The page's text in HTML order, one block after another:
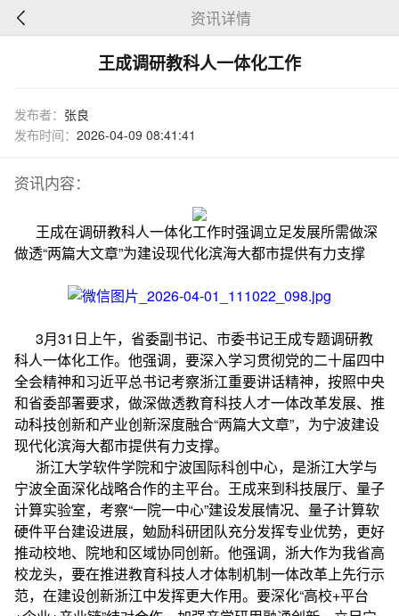
资讯详情
王成调研教科人一体化工作
发布者： 张良
发布时间： 2026-04-09 08:41:41
资讯内容：
王成在调研教科人一体化工作时强调立足发展所需做深
做透“两篇大文章”为建设现代化滨海大都市提供有力支撑
3月31日上午，省委副书记、市委书记王成专题调研教
科人一体化工作。他强调，要深入学习贯彻党的二十届四中
全会精神和习近平总书记考察浙江重要讲话精神，按照中央
和省委部署要求，做深做透教育科技人才一体改革发展、推
动科技创新和产业创新深度融合“两篇大文章”，为宁波建设
现代化滨海大都市提供有力支撑。
浙江大学软件学院和宁波国际科创中心，是浙江大学与
宁波全面深化战略合作的主平台。王成来到科技展厅、量子
计算实验室，考察“一院一中心”建设发展情况、量子计算软
硬件平台建设进展，勉励科研团队充分发挥专业优势，更好
推动校地、院地和区域协同创新。他强调，浙大作为我省高
校龙头，要在推进教育科技人才体制机制一体改革上先行示
范，在建设创新浙江中发挥更大作用。要深化“高校+平台